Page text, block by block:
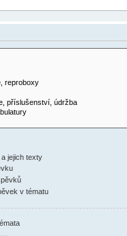
jejich texty
v tématu